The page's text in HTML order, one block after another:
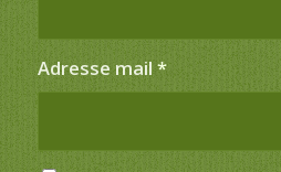
Adresse mail *